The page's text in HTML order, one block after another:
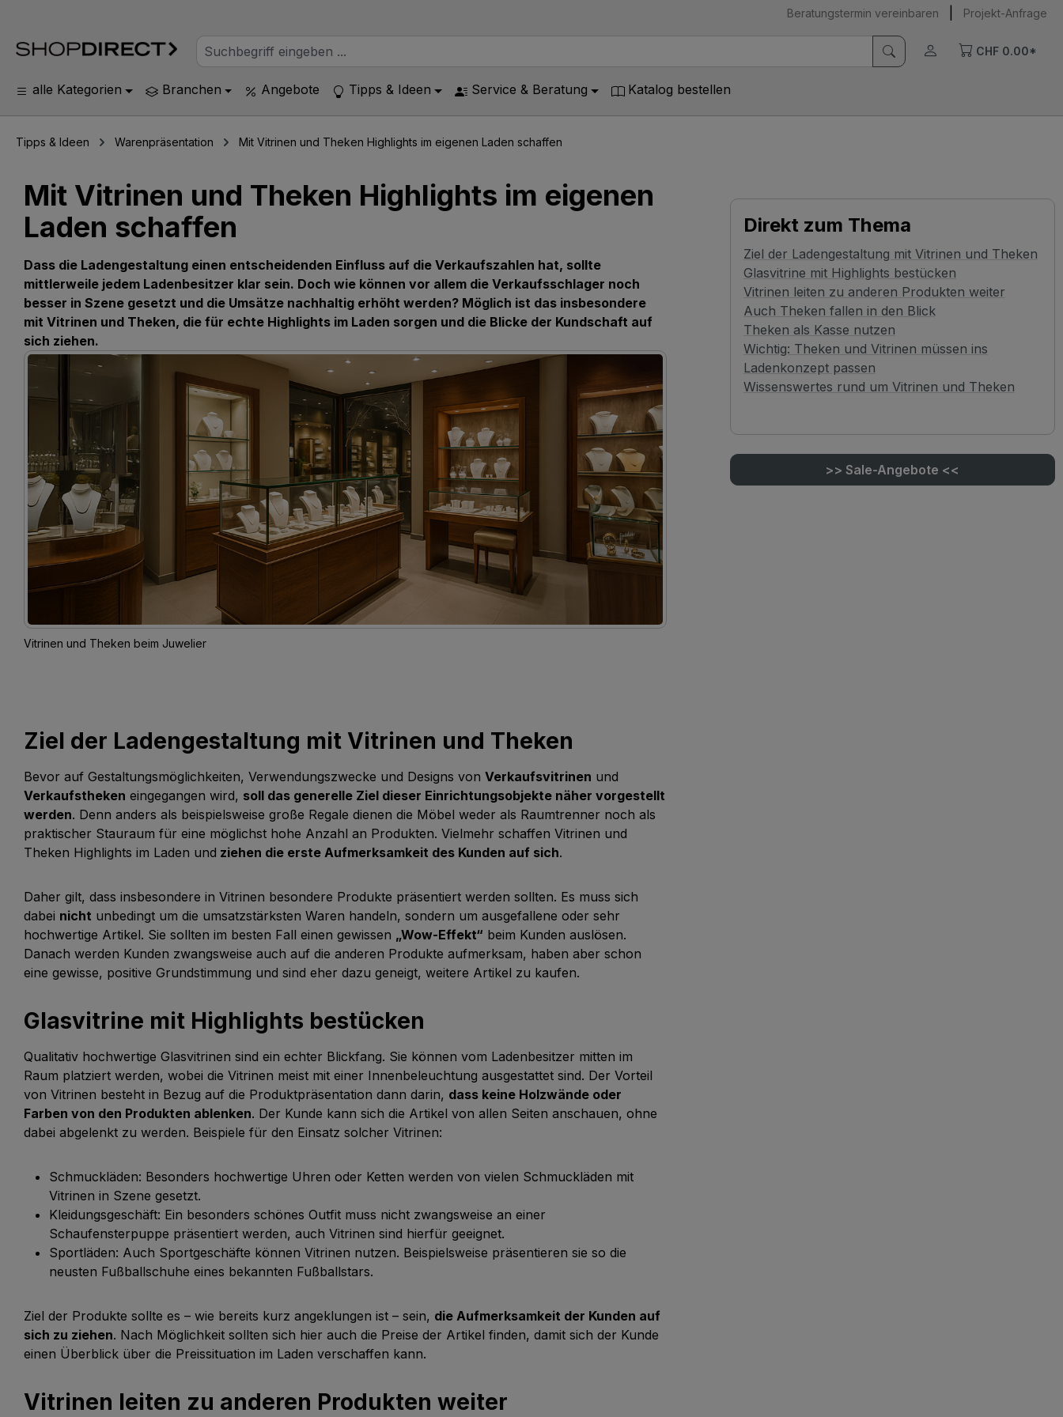
Beratungstermin vereinbaren Projekt-Anfrage
CHF 0.00*
alle Kategorien Branchen Angebote Tipps & Ideen Service & Beratung Katalog bestellen
Tipps & Ideen Warenpräsentation Mit Vitrinen und Theken Highlights im eigenen Laden schaffen
Mit Vitrinen und Theken Highlights im eigenen
Laden schaffen
Dass die Ladengestaltung einen entscheidenden Einfluss auf die Verkaufszahlen hat, sollte
mittlerweile jedem Ladenbesitzer klar sein. Doch wie können vor allem die Verkaufsschlager noch
besser in Szene gesetzt und die Umsätze nachhaltig erhöht werden? Möglich ist das insbesondere
mit Vitrinen und Theken, die für echte Highlights im Laden sorgen und die Blicke der Kundschaft auf
sich ziehen.
Vitrinen und Theken beim Juwelier
Ziel der Ladengestaltung mit Vitrinen und Theken
Bevor auf Gestaltungsmöglichkeiten, Verwendungszwecke und Designs von Verkaufsvitrinen und
Verkaufstheken eingegangen wird, soll das generelle Ziel dieser Einrichtungsobjekte näher vorgestellt
werden. Denn anders als beispielsweise große Regale dienen die Möbel weder als Raumtrenner noch als
praktischer Stauraum für eine möglichst hohe Anzahl an Produkten. Vielmehr schaffen Vitrinen und
Theken Highlights im Laden und ziehen die erste Aufmerksamkeit des Kunden auf sich.
Daher gilt, dass insbesondere in Vitrinen besondere Produkte präsentiert werden sollten. Es muss sich
dabei nicht unbedingt um die umsatzstärksten Waren handeln, sondern um ausgefallene oder sehr
hochwertige Artikel. Sie sollten im besten Fall einen gewissen „Wow-Effekt“ beim Kunden auslösen.
Danach werden Kunden zwangsweise auch auf die anderen Produkte aufmerksam, haben aber schon
eine gewisse, positive Grundstimmung und sind eher dazu geneigt, weitere Artikel zu kaufen.
Glasvitrine mit Highlights bestücken
Qualitativ hochwertige Glasvitrinen sind ein echter Blickfang. Sie können vom Ladenbesitzer mitten im
Raum platziert werden, wobei die Vitrinen meist mit einer Innenbeleuchtung ausgestattet sind. Der Vorteil
von Vitrinen besteht in Bezug auf die Produktpräsentation dann darin, dass keine Holzwände oder
Farben von den Produkten ablenken. Der Kunde kann sich die Artikel von allen Seiten anschauen, ohne
dabei abgelenkt zu werden. Beispiele für den Einsatz solcher Vitrinen:
Schmuckläden: Besonders hochwertige Uhren oder Ketten werden von vielen Schmuckläden mit
Vitrinen in Szene gesetzt.
Kleidungsgeschäft: Ein besonders schönes Outfit muss nicht zwangsweise an einer
Schaufensterpuppe präsentiert werden, auch Vitrinen sind hierfür geeignet.
Sportläden: Auch Sportgeschäfte können Vitrinen nutzen. Beispielsweise präsentieren sie so die
neusten Fußballschuhe eines bekannten Fußballstars.
Ziel der Produkte sollte es – wie bereits kurz angeklungen ist – sein, die Aufmerksamkeit der Kunden auf
sich zu ziehen. Nach Möglichkeit sollten sich hier auch die Preise der Artikel finden, damit sich der Kunde
einen Überblick über die Preissituation im Laden verschaffen kann.
Vitrinen leiten zu anderen Produkten weiter
Direkt zum Thema
Ziel der Ladengestaltung mit Vitrinen und Theken
Glasvitrine mit Highlights bestücken
Vitrinen leiten zu anderen Produkten weiter
Auch Theken fallen in den Blick
Theken als Kasse nutzen
Wichtig: Theken und Vitrinen müssen ins
Ladenkonzept passen
Wissenswertes rund um Vitrinen und Theken
>> Sale-Angebote <<